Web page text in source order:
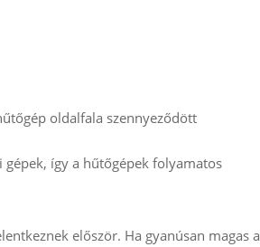
oldalfala szennyeződött
így a hűtőgépek folyamatos
először. Ha gyanúsan magas a